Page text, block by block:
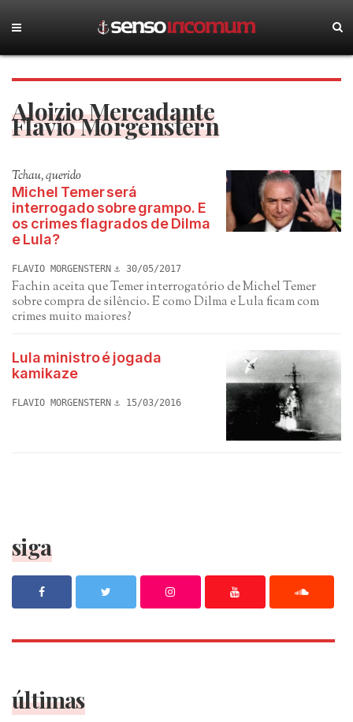
Aloizio Mercadante
Flavio Morgenstern
Tchau, querido
Michel Temer será
interrogado sobre grampo. E
os crimes flagrados de Dilma
e Lula?
FLAVIO MORGENSTERN 30/05/2017
Fachin aceita que Temer interrogatório de Michel Temer
sobre compra de silêncio. E como Dilma e Lula ficam com
crimes muito maiores?
Lula ministro é jogada
kamikaze
FLAVIO MORGENSTERN 15/03/2016
siga
últimas